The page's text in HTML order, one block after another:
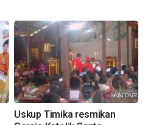
Uskup Timika resmikan